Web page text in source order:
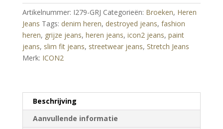
–
Paint
Splatter
Stretch
Denim
aantal
Artikelnummer: I279-GRJ Categorieën: Broeken, Heren
Jeans Tags: denim heren, destroyed jeans, fashion
heren, grijze jeans, heren jeans, icon2 jeans, paint
jeans, slim fit jeans, streetwear jeans, Stretch Jeans
Merk: ICON2
Beschrijving
Aanvullende informatie